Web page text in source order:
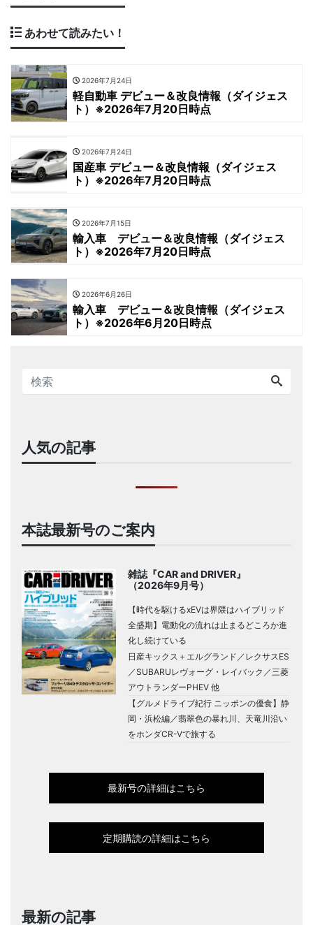
あわせて読みたい！
2026年7月24日
軽自動車 デビュー＆改良情報（ダイジェス
ト）※2026年7月20日時点
2026年7月24日
国産車 デビュー＆改良情報（ダイジェス
ト）※2026年7月20日時点
2026年7月15日
輸入車 デビュー＆改良情報（ダイジェス
ト）※2026年7月20日時点
2026年6月26日
輸入車 デビュー＆改良情報（ダイジェス
ト）※2026年6月20日時点
人気の記事
本誌最新号のご案内
雑誌『CAR and DRIVER』
（2026年9月号）
【時代を駆けるxEVは界隈はハイブリッド
全盛期】電動化の流れは止まるどころか進
化し続けている
日産キックス＋エルグランド／レクサスES
／SUBARUレヴォーグ・レイバック／三菱
アウトランダーPHEV 他
【グルメドライブ紀行 ニッポンの優食】静
岡・浜松編／翡翠色の暴れ川、天竜川沿い
をホンダCR-Vで旅する
最新号の詳細はこちら
定期購読の詳細はこちら
最新の記事